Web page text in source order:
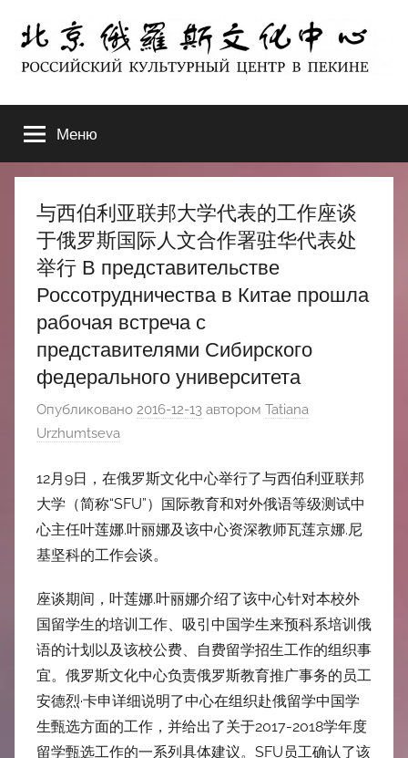
содержимому
北
京
俄
罗
斯
文
化
中
心
ЦЕНТР
В
ПЕКИНЕ
Меню
与西伯利亚联邦大学代表的工作座谈
于俄罗斯国际人文合作署驻华代表处
举行 В представительстве
Россотрудничества в Китае прошла
рабочая встреча с
представителями Сибирского
федерального университета
Опубликовано 2016-12-13 автором Tatiana
Urzhumtseva
12月9日，在俄罗斯文化中心举行了与西伯利亚联邦
大学（简称“SFU”）国际教育和对外俄语等级测试中
心主任叶莲娜.叶丽娜及该中心资深教师瓦莲京娜.尼
基坚科的工作会谈。
座谈期间，叶莲娜.叶丽娜介绍了该中心针对本校外
国留学生的培训工作、吸引中国学生来预科系培训俄
语的计划以及该校公费、自费留学招生工作的组织事
宜。俄罗斯文化中心负责俄罗斯教育推广事务的员工
安德烈·卡申详细说明了中心在组织赴俄留学中国学
生甄选方面的工作，并给出了关于2017-2018学年度
留学甄选工作的一系列具体建议。SFU员工确认了该